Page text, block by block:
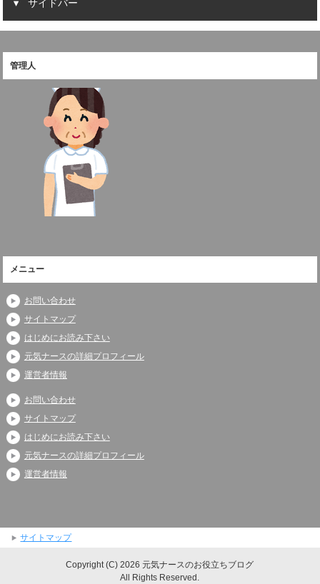
サイドバー
管理人
メニュー
お問い合わせ
サイトマップ
はじめにお読み下さい
元気ナースの詳細プロフィール
運営者情報
お問い合わせ
サイトマップ
はじめにお読み下さい
元気ナースの詳細プロフィール
運営者情報
サイトマップ
Copyright (C) 2026 元気ナースのお役立ちブログ
All Rights Reserved.